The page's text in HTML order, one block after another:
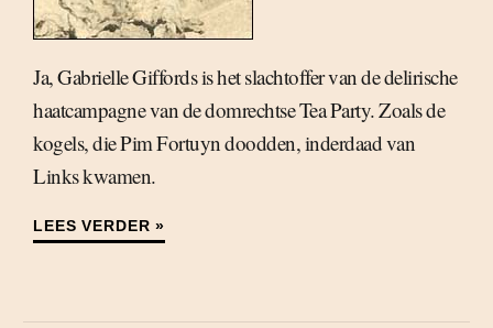
Ja, Gabrielle Giffords is het slachtoffer van de delirische
haatcampagne van de domrechtse Tea Party. Zoals de
kogels, die Pim Fortuyn doodden, inderdaad van
Links kwamen.
LEES VERDER »